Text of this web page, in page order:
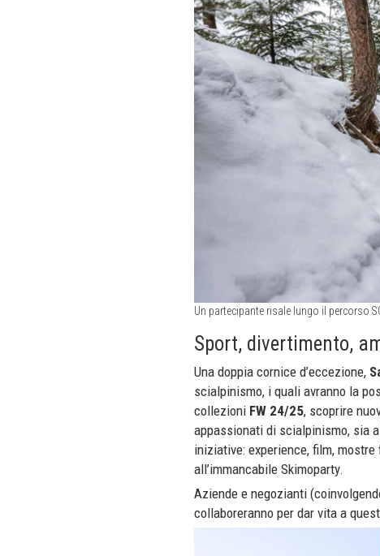
Un partecipante risale lungo il percorso
Sport, divertimento,
Una doppia cornice d’eccezione,
scialpinismo, i quali avranno la
collezioni FW 24/25, scoprire
appassionati di scialpinismo, sia
iniziative: experience, film,
all’immancabile Skimoparty.
Aziende e negozianti
collaboreranno per dar vita a